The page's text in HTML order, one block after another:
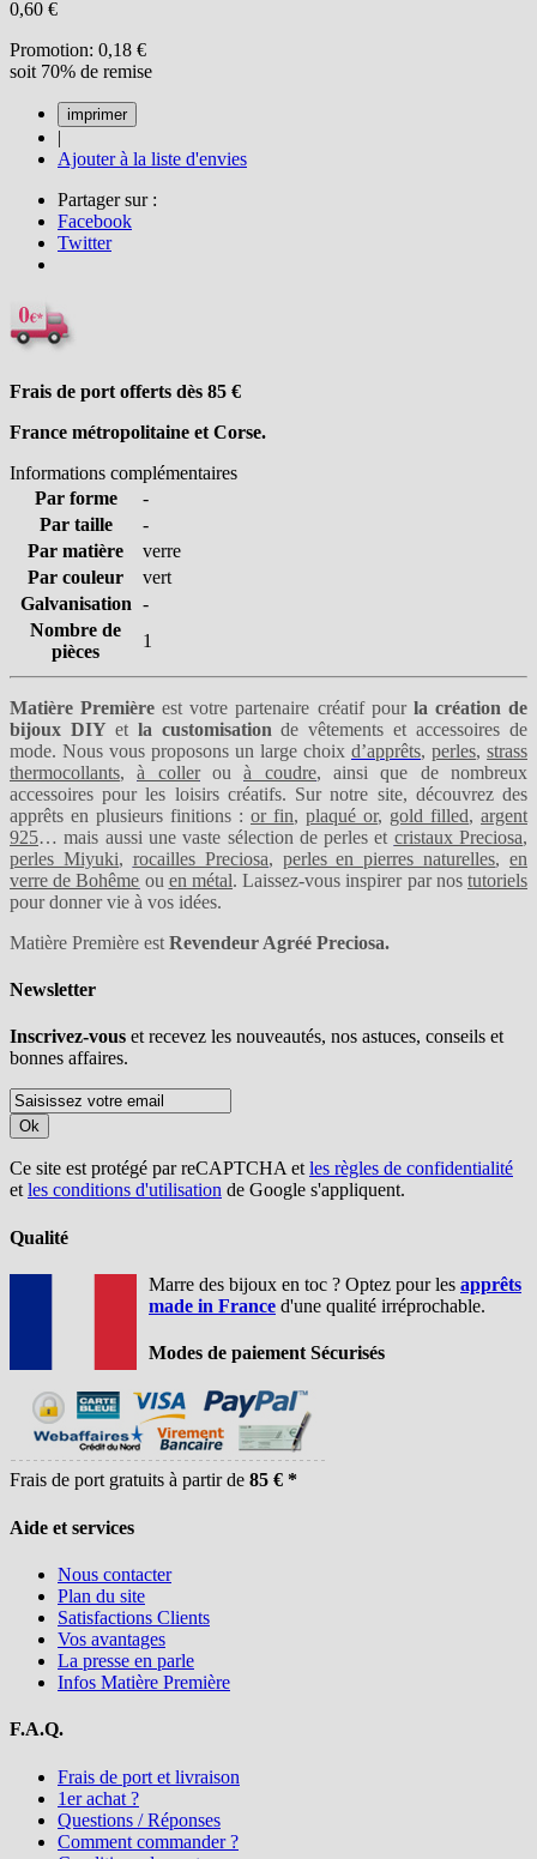
0,60 €
Promotion: 0,18 €
soit 70% de remise
|
Ajouter à la liste d'envies
Partager sur :
Facebook
Twitter
Frais de port offerts dès 85 €
France métropolitaine et Corse.
Informations complémentaires
Par forme
-
Par taille
-
Par matière
verre
Par couleur
vert
Galvanisation -
Nombre de
pièces
1
Matière Première est votre partenaire créatif pourla création de
bijoux DIY etla customisation de vêtements et accessoires de
mode. Nous vous proposons un large choix d’apprêts, perles, strass
thermocollants,à collerouà coudre, ainsi que de nombreux
accessoires pour les loisirs créatifs. Sur notre site, découvrez des
apprêts en plusieurs finitions : or fin, plaqué or, gold filled, argent
925… mais aussi une vaste sélection de perles et cristaux Preciosa,
perles Miyuki, rocailles Preciosa, perles en pierres naturelles, en
verre de Bohême ou en métal. Laissez-vous inspirer par nostutoriels
pour donner vie à vos idées.
Matière Première est Revendeur Agréé Preciosa.
Newsletter
Inscrivez-vous et recevez les nouveautés, nos astuces, conseils et
bonnes affaires.
Ok
Ce site est protégé par reCAPTCHA etles règles de confidentialité
etles conditions d'utilisation de Google s'appliquent.
Qualité
Marre des bijoux en toc ? Optez pour les apprêts
made in France d'une qualité irréprochable.
Modes de paiement Sécurisés
Frais de port gratuits à partir de 85 € *
Aide et services
Nous contacter
Plan du site
Satisfactions Clients
Vos avantages
La presse en parle
Infos Matière Première
F.A.Q.
Frais de port et livraison
1er achat ?
Questions / Réponses
Comment commander ?